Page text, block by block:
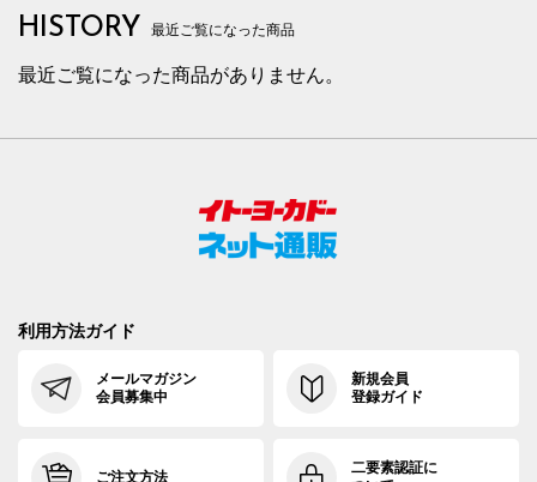
HISTORY 最近ご覧になった商品
最近ご覧になった商品がありません。
利用方法ガイド
メールマガジン
会員募集中
新規会員
登録ガイド
ご注文方法
二要素認証に